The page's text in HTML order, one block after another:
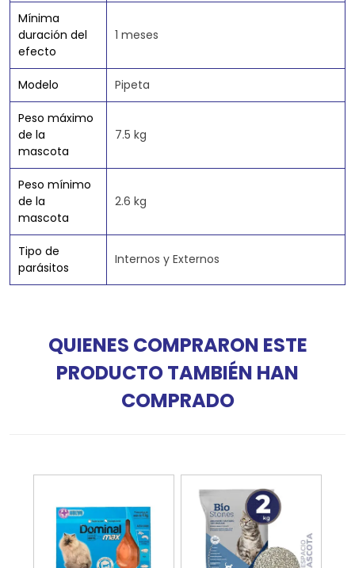
Mínima
duración del
efecto
1 meses
Modelo Pipeta
Peso máximo
de la
mascota
7.5 kg
Peso mínimo
de la
mascota
2.6 kg
Tipo de
parásitos
Internos y Externos
QUIENES COMPRARON ESTE
PRODUCTO TAMBIÉN HAN
COMPRADO